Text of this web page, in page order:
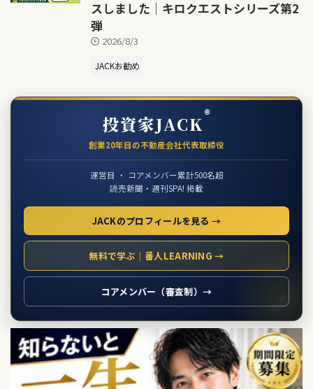
スしました｜キロクエストシリーズ第2
弾
2026/8/3
JACKお勧め
投資家JACK®
創業20年目の不動産会社代表取締役
運営目 ・ コアメンバー累計500名超
読売新聞・週刊SPA! 掲載
JACKのプロフィールを見る →
無料で学ぶ｜番人LEARNING →
コアメンバー（審査制）→